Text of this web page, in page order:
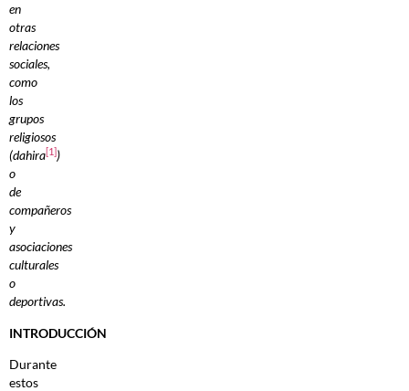
en
otras
relaciones
sociales,
como
los
grupos
religiosos
(dahira[1])
o
de
compañeros
y
asociaciones
culturales
o
deportivas.
INTRODUCCIÓN
Durante
estos